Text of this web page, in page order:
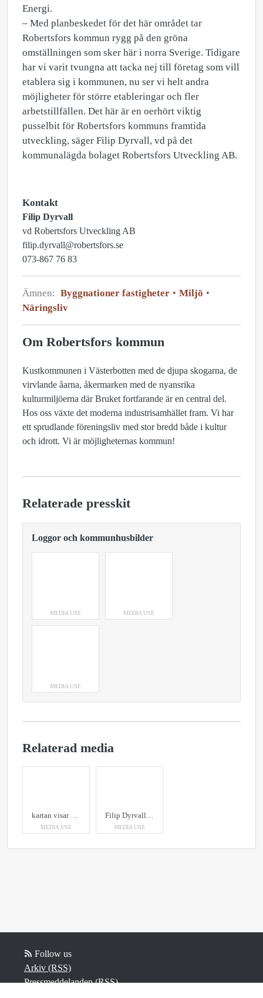
Energi.
– Med planbeskedet för det här området tar
Robertsfors kommun rygg på den gröna
omställningen som sker här i norra Sverige. Tidigare
har vi varit tvungna att tacka nej till företag som vill
etablera sig i kommunen, nu ser vi helt andra
möjligheter för större etableringar och fler
arbetstillfällen. Det här är en oerhört viktig
pusselbit för Robertsfors kommuns framtida
utveckling, säger Filip Dyrvall, vd på det
kommunalägda bolaget Robertsfors Utveckling AB.
Kontakt
Filip Dyrvall
vd Robertsfors Utveckling AB
filip.dyrvall@robertsfors.se
073-867 76 83
Ämnen: Byggnationer fastigheter
Miljö
Näringsliv
Om Robertsfors kommun
Kustkommunen i Västerbotten med de djupa skogarna, de
virvlande åarna, åkermarken med de nyansrika
kulturmiljöerna där Bruket fortfarande är en central del.
Hos oss växte det moderna industrisamhället fram. Vi har
ett sprudlande föreningsliv med stor bredd både i kultur
och idrott. Vi är möjligheternas kommun!
Relaterade presskit
Loggor och kommunhusbilder
MEDIA USE MEDIA USE
MEDIA USE
Relaterad media
kartan visar det 100–150 hektar stora område av Holmens mark som undersöks inom projektet.
MEDIA USE
Filip Dyrvall, vd Robertsfors Utveckling AB
MEDIA USE
Follow us
Arkiv (RSS)
Pressmeddelanden (RSS)